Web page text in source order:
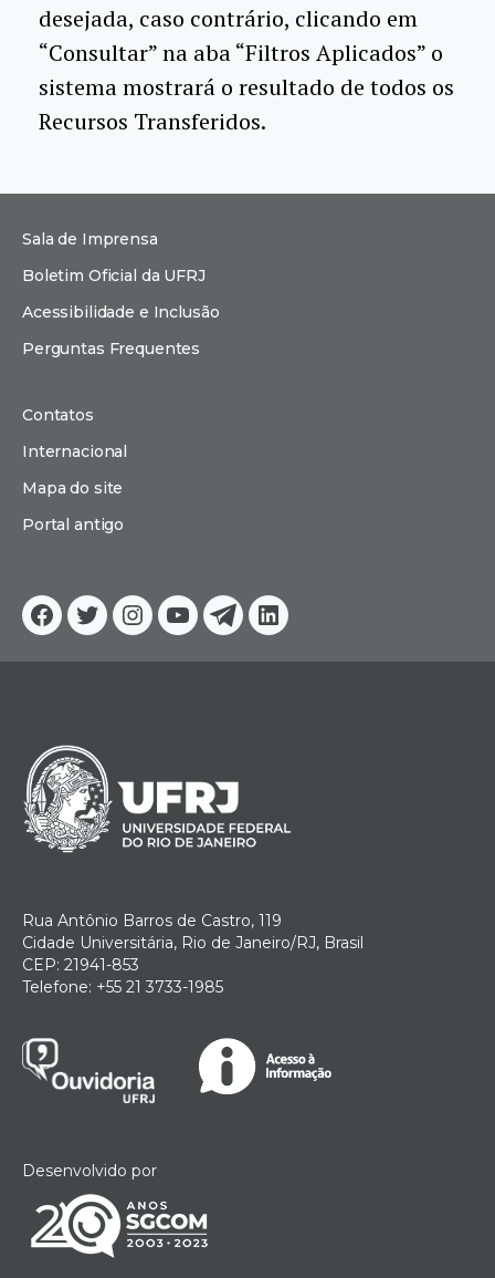
desejada, caso contrário, clicando em
“Consultar” na aba “Filtros Aplicados” o
sistema mostrará o resultado de todos os
Recursos Transferidos.
Facebook
TwitterInstagram
YouTube
TelegramLinkedin
Sala de Imprensa
Boletim Oficial da UFRJ
Acessibilidade e Inclusão
Perguntas Frequentes
Contatos
Internacional
Mapa do site
Portal antigo
Rua Antônio Barros de Castro, 119
Cidade Universitária, Rio de Janeiro/RJ, Brasil
CEP: 21941-853
Telefone: +55 21 3733-1985
Desenvolvido por